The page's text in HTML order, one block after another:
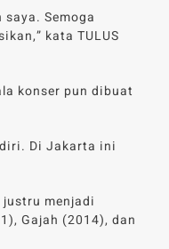
Semoga
kata TULUS
konser pun dibuat
Di Jakarta ini
menjadi
Gajah (2014), dan